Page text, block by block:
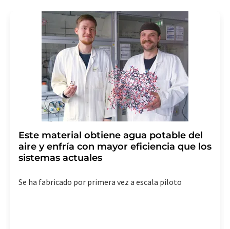
de indicar los motivos informando por correo postal a
LUMITOS AG, Ernst-Augustin-Str. 2, 12489 Berlín
(Alemania) o por correo electrónico a
revoke@lumitos.com. Además, en cada correo
electrónico se incluye un enlace para anular la
suscripción al boletín informativo correspondiente.
Este material obtiene agua potable del
aire y enfría con mayor eficiencia que los
sistemas actuales
Se ha fabricado por primera vez a escala piloto